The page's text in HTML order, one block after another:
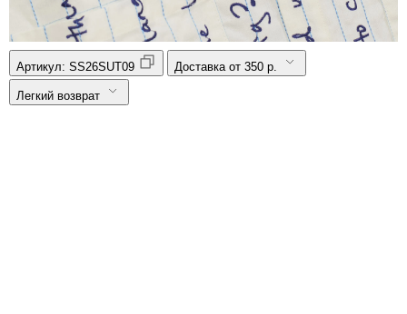
Артикул: SS26SUT09 Доставка от 350 р.
Легкий возврат